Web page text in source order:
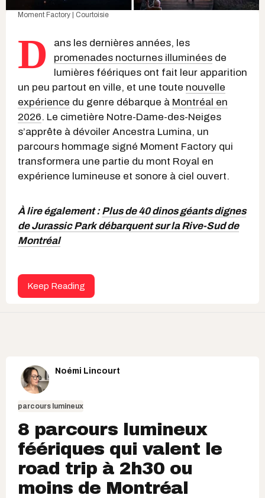
Moment Factory | Courtoisie
D
ans les dernières années, les
promenades nocturnes illuminées de
lumières féériques ont fait leur apparition
un peu partout en ville, et une toute nouvelle
expérience du genre débarque à Montréal en
2026. Le cimetière Notre-Dame-des-Neiges
s’apprête à dévoiler Ancestra Lumina, un
parcours hommage signé Moment Factory qui
transformera une partie du mont Royal en
expérience lumineuse et sonore à ciel ouvert.
À lire également :Plus de 40 dinos géants dignes
de Jurassic Park débarquent sur la Rive-Sud de
Montréal
Keep Reading
Noémi Lincourt
parcours lumineux
8 parcours lumineux
féériques qui valent le
road trip à 2h30 ou
moins de Montréal